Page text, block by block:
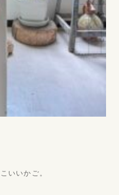
いいかご。